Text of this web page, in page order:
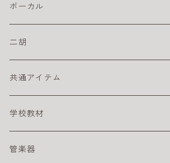
ヘッドフォン
ピック
ピックアップ
楽器ケーブル
ドラムスティック
スズキ
複音ハーモニカ
スズキ
電子ピアノ／キーボード
キーボードアンプ
初心者におすすめのキーボード
ボーカル
二胡
二胡セット
初心者におすすめの二胡
共通アイテム
クリーナー
その他
学校教材
リコーダー
管楽器